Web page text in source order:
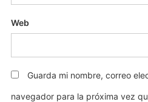
Web
Guarda mi nombre, correo
navegador para la próxima vez